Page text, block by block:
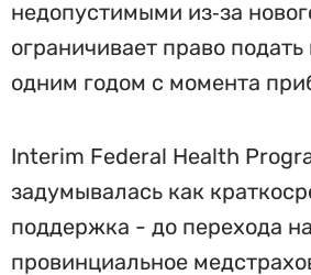
недопустимыми из‑за
ограничивает право
одним годом с момента
Interim Federal Health
задумывалась как
поддержка - до перехода на
провинциальное